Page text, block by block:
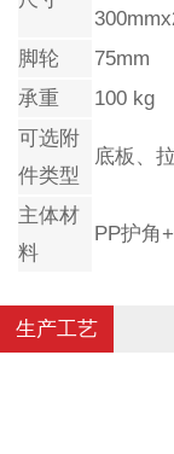
脚轮
75mm
承重
100 kg
可选附
件类型
底板、
主体材
料
PP护角
生产工艺